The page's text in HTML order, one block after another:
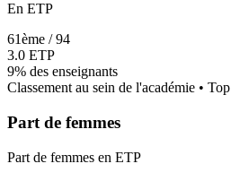
En ETP
61ème /94
3.0 ETP
9% des enseignants
Classement au sein de l'académie • Top
Part de femmes
Part de femmes en ETP